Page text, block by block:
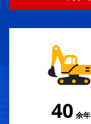
40 余年